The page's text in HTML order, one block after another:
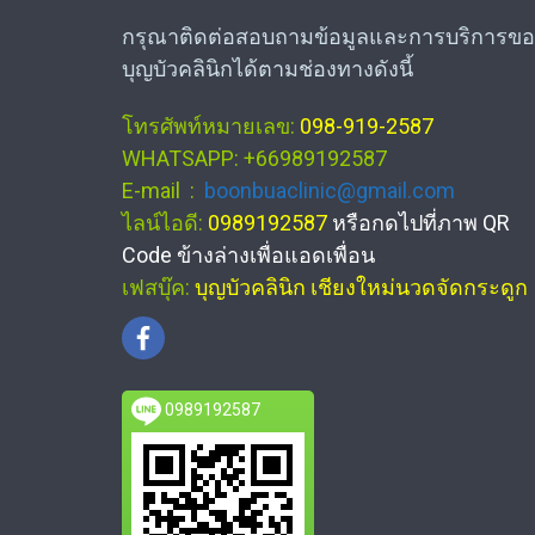
กรุณาติดต่อสอบถามข้อมูลและการบริการข
บุญบัวคลินิกได้ตามช่องทางดังนี้
โทรศัพท์หมายเลข: 098-919-2587
WHATSAPP: +66989192587
E-mail : boonbuaclinic@gmail.com
ไลน์ไอดี: 0989192587 หรือกดไปที่ภาพ QR
Code ข้างล่างเพื่อแอดเพื่อน
เฟสบุ๊ค: บุญบัวคลินิก เชียงใหม่นวดจัดกระดูก
0989192587